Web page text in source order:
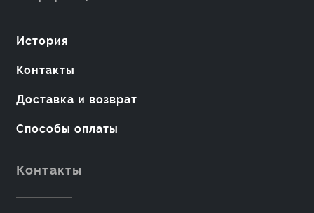
История
Контакты
Доставка и возврат
Способы оплаты
Контакты